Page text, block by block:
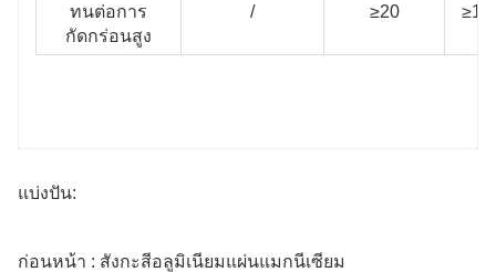
ทนต่อการ
กัดกร่อนสูง
/ ≥20
แบ่งปัน:
ก่อนหน้า : สังกะสีอลูมิเนียมแผ่นแมกนีเซียม